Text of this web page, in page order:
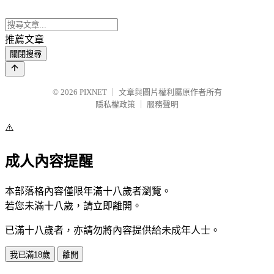
推薦文章
關閉搜尋
© 2026 PIXNET
文章與圖片權利屬原作者所有
隱私權政策
服務聲明
⚠️
成人內容提醒
本部落格內容僅限年滿十八歲者瀏覽。
若您未滿十八歲，請立即離開。
已滿十八歲者，亦請勿將內容提供給未成年人士。
我已滿18歲 離開